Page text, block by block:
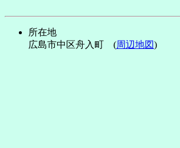
所在地
広島市中区舟入町 (周辺地図)